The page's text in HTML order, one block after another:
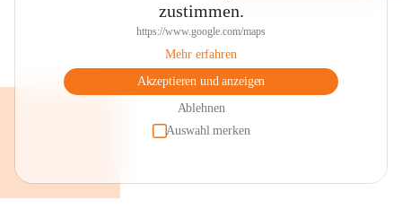
zustimmen.
https://www.google.com/maps
Mehr erfahren
Akzeptieren und anzeigen
Ablehnen
Auswahl merken